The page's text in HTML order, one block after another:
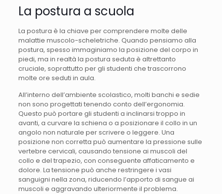
La postura a scuola
La postura è la chiave per comprendere molte delle
malattie muscolo-scheletriche. Quando pensiamo alla
postura, spesso immaginiamo la posizione del corpo in
piedi, ma in realtà la postura seduta è altrettanto
cruciale, soprattutto per gli studenti che trascorrono
molte ore seduti in aula.
All’interno dell’ambiente scolastico, molti banchi e sedie
non sono progettati tenendo conto dell’ergonomia.
Questo può portare gli studenti a inclinarsi troppo in
avanti, a curvare la schiena o a posizionare il collo in un
angolo non naturale per scrivere o leggere. Una
posizione non corretta può aumentare la pressione sulle
vertebre cervicali, causando tensione ai muscoli del
collo e del trapezio, con conseguente affaticamento e
dolore. La tensione può anche restringere i vasi
sanguigni nella zona, riducendo l’apporto di sangue ai
muscoli e aggravando ulteriormente il problema.